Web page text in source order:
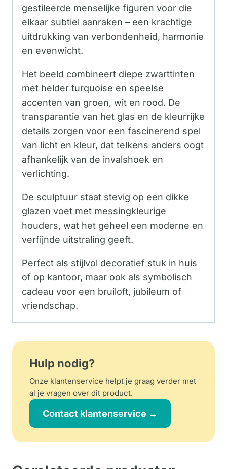
gestileerde menselijke figuren voor die
elkaar subtiel aanraken – een krachtige
uitdrukking van verbondenheid, harmonie
en evenwicht.
Het beeld combineert diepe zwarttinten
met helder turquoise en speelse
accenten van groen, wit en rood. De
transparantie van het glas en de kleurrijke
details zorgen voor een fascinerend spel
van licht en kleur, dat telkens anders oogt
afhankelijk van de invalshoek en
verlichting.
De sculptuur staat stevig op een dikke
glazen voet met messingkleurige
houders, wat het geheel een moderne en
verfijnde uitstraling geeft.
Perfect als stijlvol decoratief stuk in huis
of op kantoor, maar ook als symbolisch
cadeau voor een bruiloft, jubileum of
vriendschap.
Hulp nodig?
Onze klantenservice helpt je graag verder met
al je vragen over dit product.
Contact klantenservice →